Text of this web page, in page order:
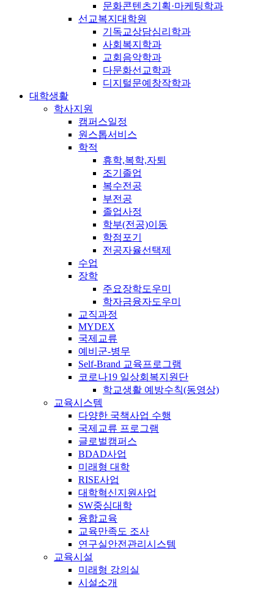
문화콘텐츠기획·마케팅학과
선교복지대학원
기독교상담심리학과
사회복지학과
교회음악학과
다문화선교학과
디지털문예창작학과
대학생활
학사지원
캠퍼스일정
원스톱서비스
학적
휴학,복학,자퇴
조기졸업
복수전공
부전공
졸업사정
학부(전공)이동
학점포기
전공자율선택제
수업
장학
주요장학도우미
학자금융자도우미
교직과정
MYDEX
국제교류
예비군-병무
Self-Brand 교육프로그램
코로나19 일상회복지원단
학교생활 예방수칙(동영상)
교육시스템
다양한 국책사업 수행
국제교류 프로그램
글로벌캠퍼스
BDAD사업
미래형 대학
RISE사업
대학혁신지원사업
SW중심대학
융합교육
교육만족도 조사
연구실안전관리시스템
교육시설
미래형 강의실
시설소개